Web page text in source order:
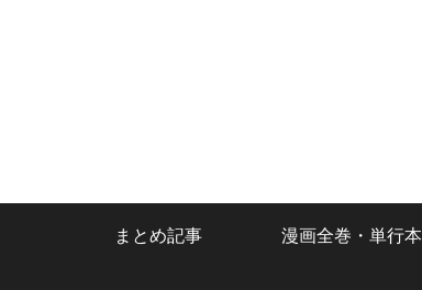
まとめ記事 漫画全巻・単行本